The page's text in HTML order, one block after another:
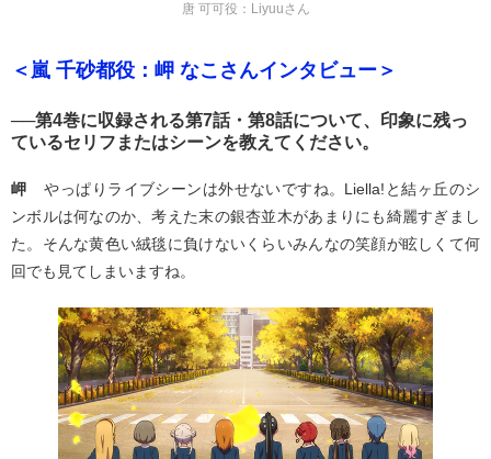
唐 可可役：Liyuuさん
＜嵐 千砂都役：岬 なこさんインタビュー＞
──第4巻に収録される第7話・第8話について、印象に残っ
ているセリフまたはシーンを教えてください。
岬
やっぱりライブシーンは外せないですね。Liella!と結ヶ丘のシ
ンボルは何なのか、考えた末の銀杏並木があまりにも綺麗すぎまし
た。そんな黄色い絨毯に負けないくらいみんなの笑顔が眩しくて何
回でも見てしまいますね。